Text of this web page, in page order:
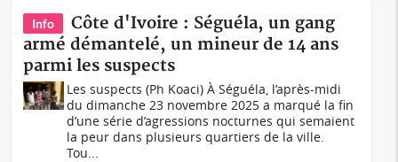
Info
Côte d'Ivoire : Séguéla, un gang
armé démantelé, un mineur de 14 ans
parmi les suspects
Les suspects (Ph Koaci) À Séguéla, l’après-midi
du dimanche 23 novembre 2025 a marqué la fin
d’une série d’agressions nocturnes qui semaient
la peur dans plusieurs quartiers de la ville.
Tou...